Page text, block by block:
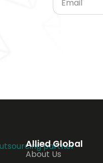
Allied Global
About Us